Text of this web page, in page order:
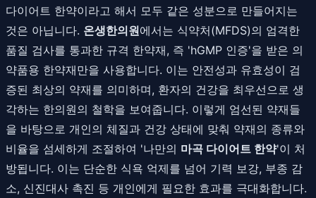
다이어트 한약이라고 해서 모두 같은 성분으로 만들어지는
것은 아닙니다. 온생한의원에서는 식약처(MFDS)의 엄격한
품질 검사를 통과한 규격 한약재, 즉 'hGMP 인증'을 받은 의
약품용 한약재만을 사용합니다. 이는 안전성과 유효성이 검
증된 최상의 약재를 의미하며, 환자의 건강을 최우선으로 생
각하는 한의원의 철학을 보여줍니다. 이렇게 엄선된 약재들
을 바탕으로 개인의 체질과 건강 상태에 맞춰 약재의 종류와
비율을 섬세하게 조절하여 '나만의 마곡 다이어트 한약'이 처
방됩니다. 이는 단순한 식욕 억제를 넘어 기력 보강, 부종 감
소, 신진대사 촉진 등 개인에게 필요한 효과를 극대화합니다.